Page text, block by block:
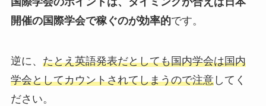
開催の国際学会で稼ぐのが効率的です。
逆に、 たとえ英語発表だとしても国内学会は国内
学会としてカウントされてしまうので注意してく
ださい。